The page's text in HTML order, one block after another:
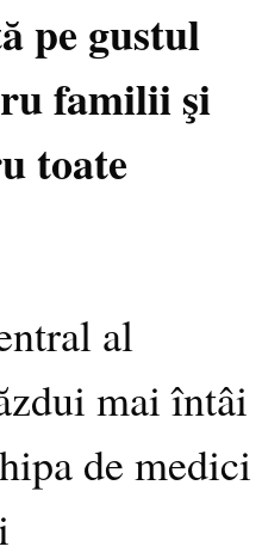
pe gustul
familii şi
toate
al
mai întâi
de medici